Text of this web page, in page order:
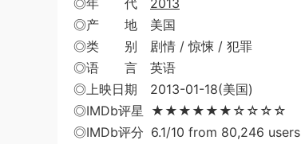
◎年 代 2013
◎产 地 美国
◎类 别 剧情 / 惊悚 / 犯罪
◎语 言 英语
◎上映日期 2013-01-18(美国)
◎IMDb评星 ★★★★★★☆☆☆☆
◎IMDb评分 6.1/10 from 80,246 users